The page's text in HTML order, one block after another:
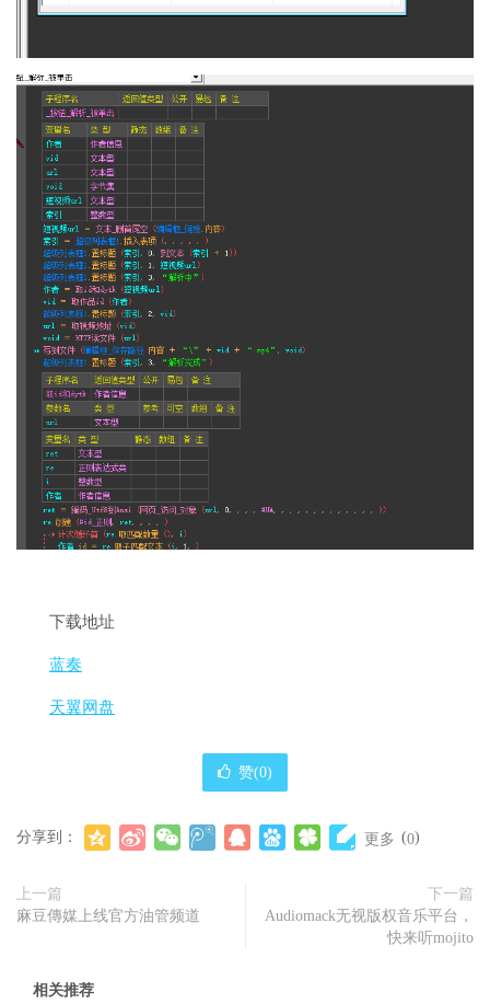
下载地址
蓝奏
天翼网盘
赞(0)
分享到： 更多 (0)
上一篇
麻豆傳媒上线官方油管频道
下一篇
Audiomack无视版权音乐平台，
快来听mojito
相关推荐